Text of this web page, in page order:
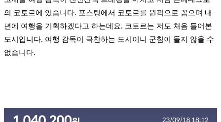
의 코토르에 있습니다. 포스팅에서 코토르를 원픽으로 꼽으며 내
년에 여행을 기획하겠다고 하는데요. 코토르는 저도 처음 들어본
도시입니다. 여행 감독이 극찬하는 도시이니 군침이 돌지 않을 수
없습니다.